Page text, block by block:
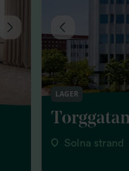
LAGER
Solna strand